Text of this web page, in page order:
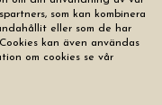
som kan kombinera
eller som de har
kan även användas
om cookies se vår